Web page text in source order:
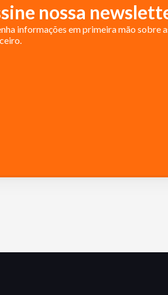
nossa
informações em primeira mão sobre